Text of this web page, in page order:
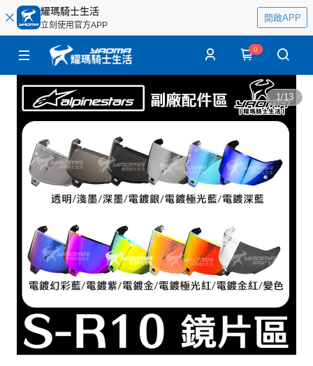
耀瑪騎士生活
立刻使用官方APP
開啟APP
0
1/13